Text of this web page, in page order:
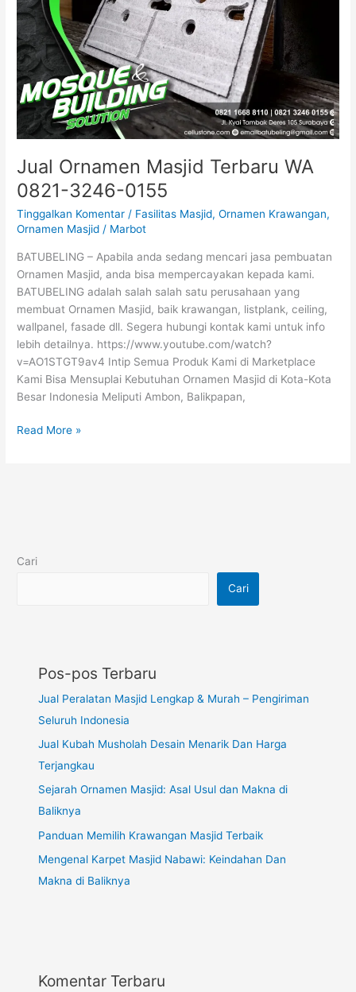
Jual Ornamen Masjid Terbaru WA
0821-3246-0155
Tinggalkan Komentar / Fasilitas Masjid,Ornamen Krawangan,
Ornamen Masjid / Marbot
BATUBELING – Apabila anda sedang mencari jasa pembuatan
Ornamen Masjid, anda bisa mempercayakan kepada kami.
BATUBELING adalah salah salah satu perusahaan yang
membuat Ornamen Masjid, baik krawangan, listplank, ceiling,
wallpanel, fasade dll. Segera hubungi kontak kami untuk info
lebih detailnya. https://www.youtube.com/watch?
v=AO1STGT9av4 Intip Semua Produk Kami di Marketplace
Kami Bisa Mensuplai Kebutuhan Ornamen Masjid di Kota-Kota
Besar Indonesia Meliputi Ambon, Balikpapan,
Read More »
Cari
Cari
Pos-pos Terbaru
Jual Peralatan Masjid Lengkap & Murah – Pengiriman
Seluruh Indonesia
Jual Kubah Musholah Desain Menarik Dan Harga
Terjangkau
Sejarah Ornamen Masjid: Asal Usul dan Makna di
Baliknya
Panduan Memilih Krawangan Masjid Terbaik
Mengenal Karpet Masjid Nabawi: Keindahan Dan
Makna di Baliknya
Komentar Terbaru